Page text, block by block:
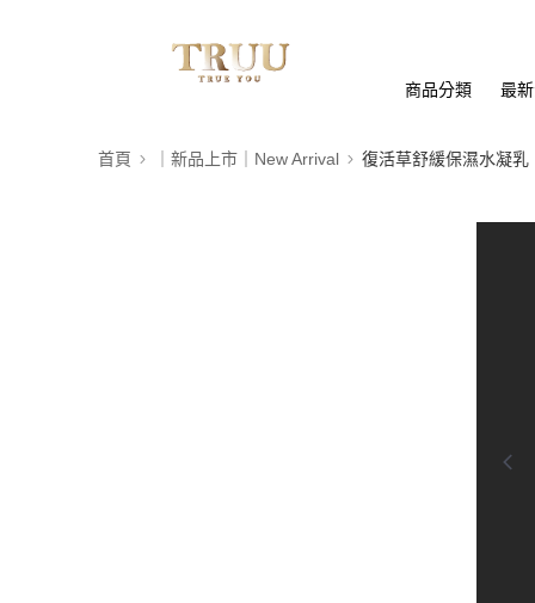
商品分類 最
首頁 ｜新品上市｜New Arrival 復活草舒緩保濕水凝乳